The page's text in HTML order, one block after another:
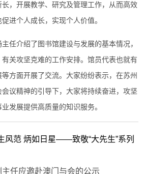
，开展教学、研究及管理工作，从而高效
进个人成长，实现个人价值。
任介绍了图书馆建设与发展的基本情况，
关攻坚克难的工作安排。馆员代表也就有
方面开展了交流。大家纷纷表示，在苏州
议精神的引导下，大家将持续奋进，攻坚
发展提供高质量的知识服务。
风范 炳如日星——致敬“大先生”系列
主任应邀赴澳门与会的公示